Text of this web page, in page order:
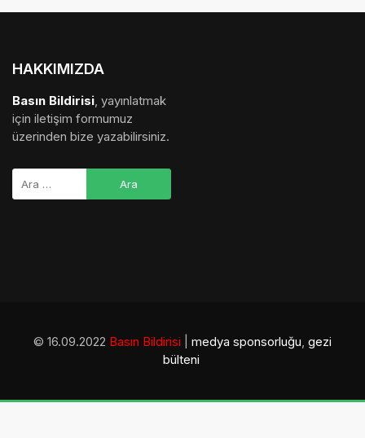
HAKKIMIZDA
Basın Bildirisi, yayınlatmak
için iletişim formumuz
üzerinden bize yazabilirsiniz.
© 16.09.2022 Basın Bildirisi medya sponsorluğu, gezi
bülteni